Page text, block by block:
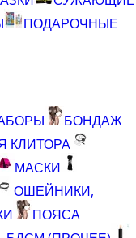
ПОДАРОЧНЫЕ
БОНДАЖ
КЛИТОРА
МАСКИ
ОШЕЙНИКИ,
ПОЯСА